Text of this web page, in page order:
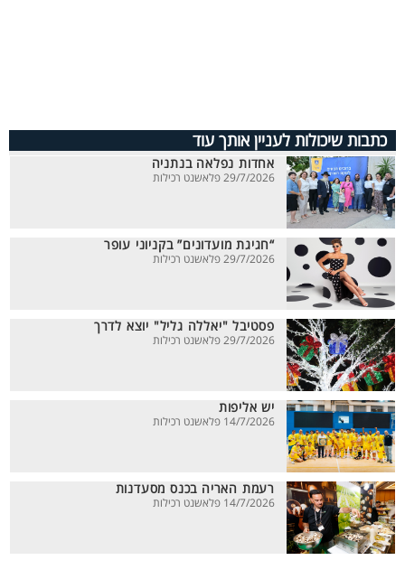
כתבות שיכולות לעניין אותך עוד
אחדות נפלאה בנתניה
29/7/2026 פלאשנט רכילות
“חגיגת מועדונים” בקניוני עופר
29/7/2026 פלאשנט רכילות
פסטיבל "יאללה גליל" יוצא לדרך
29/7/2026 פלאשנט רכילות
יש אליפות
14/7/2026 פלאשנט רכילות
רעמת האריה בכנס מסעדנות
14/7/2026 פלאשנט רכילות